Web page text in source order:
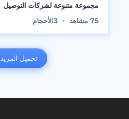
مجموعة متنوعة لشركات التوصيل
75 مشاهد 3الأحجام
تحميل المزيد